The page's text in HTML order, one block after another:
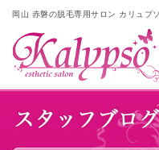
岡山 赤磐の脱毛専用サロン カリュプソ